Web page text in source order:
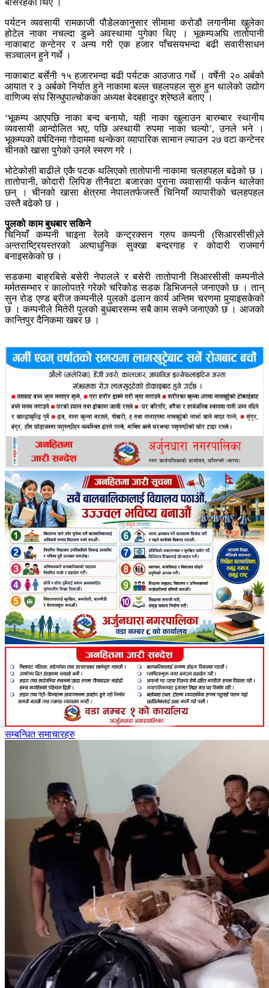
बसिरहेका थिए ।
पर्यटन व्यवसायी रामकाजी पौडेलकानुसार सीमामा करोडौ लगानीमा खुलेका
होटेल नाका नचल्दा डुब्ने अवस्थामा पुगेका थिए । भूकम्पअघि तातोपानी
नाकाबाट कन्टेनर र अन्य गरी एक हजार पाँचसयभन्दा बढी सवारीसाधन
सञ्चालन हुने गर्थे ।
नाकाबाट बर्सेनी १५ हजारभन्दा बढी पर्यटक आउजाउ गर्थे । वर्षेनी २० अर्बको
आयात र ३ अर्बको निर्यात हुने नाकामा बल्ल चहलपहल सुरु हुन थालेको उद्योग
वाणिज्य संघ सिन्धुपाल्चोकका अध्यक्ष बेदबहादुर श्रेष्ठले बताए ।
‘भूकम्प आएपछि नाका बन्द बनायो, यही नाका खुलाउन बारम्बार स्थानीय
व्यवसायी आन्दोलित भए, पछि अस्थायी रुपमा नाका चल्यो’, उनले भने ।
भूकम्पको वर्षदिनमा गोदाममा थन्केका व्यापारिक सामान ल्याउन २७ वटा कन्टेनर
चीनको खासा पुगेको उनले स्मरण गरे ।
भोटेकोसी बाढीले एकै पटक थलिएको तातोपानी नाकामा चलहपहल बढेको छ ।
तातोपानी, कोदारी लिपिङ तीनैवटा बजारका पुराना व्यवासायी फर्कन थालेका
छन् । चीनको खासा क्षेत्रमा नेपालतर्फजस्तै चिनियाँ व्यापारीको चलहपहल
उस्तै बढेको छ ।
पुलको काम बुधबार सकिने
चिनियाँ कम्पनी चाइना रेलवे कन्ट्रक्सन ग्रुप कम्पनी (सिआरसीसी)ले
अन्तराष्ट्रियस्तरको अत्याधुनिक सुक्खा बन्दरगाह र कोदारी राजमार्ग
बनाइसकेको छ ।
सडकमा बाह्रबिसे बसेरी नेपालले र बसेरी तातोपानी सिआरसीसी कम्पनीले
मर्मतसम्भार र कालोपत्रे गरेको चरिकोड सडक डिभिजनले जनाएको छ । तान्
सुन रोड एण्ड ब्रीज कम्पनीले पुलको ढलान कार्य अन्तिम चरणमा पुर्‍याइसकेको
छ । कम्पनीले मितेरी पुलको बुधबारसम्म सबै काम सक्ने जनाएको छ । आजको
कान्तिपुर दैनिकमा खबर छ ।
सम्बन्धित समाचारहरु